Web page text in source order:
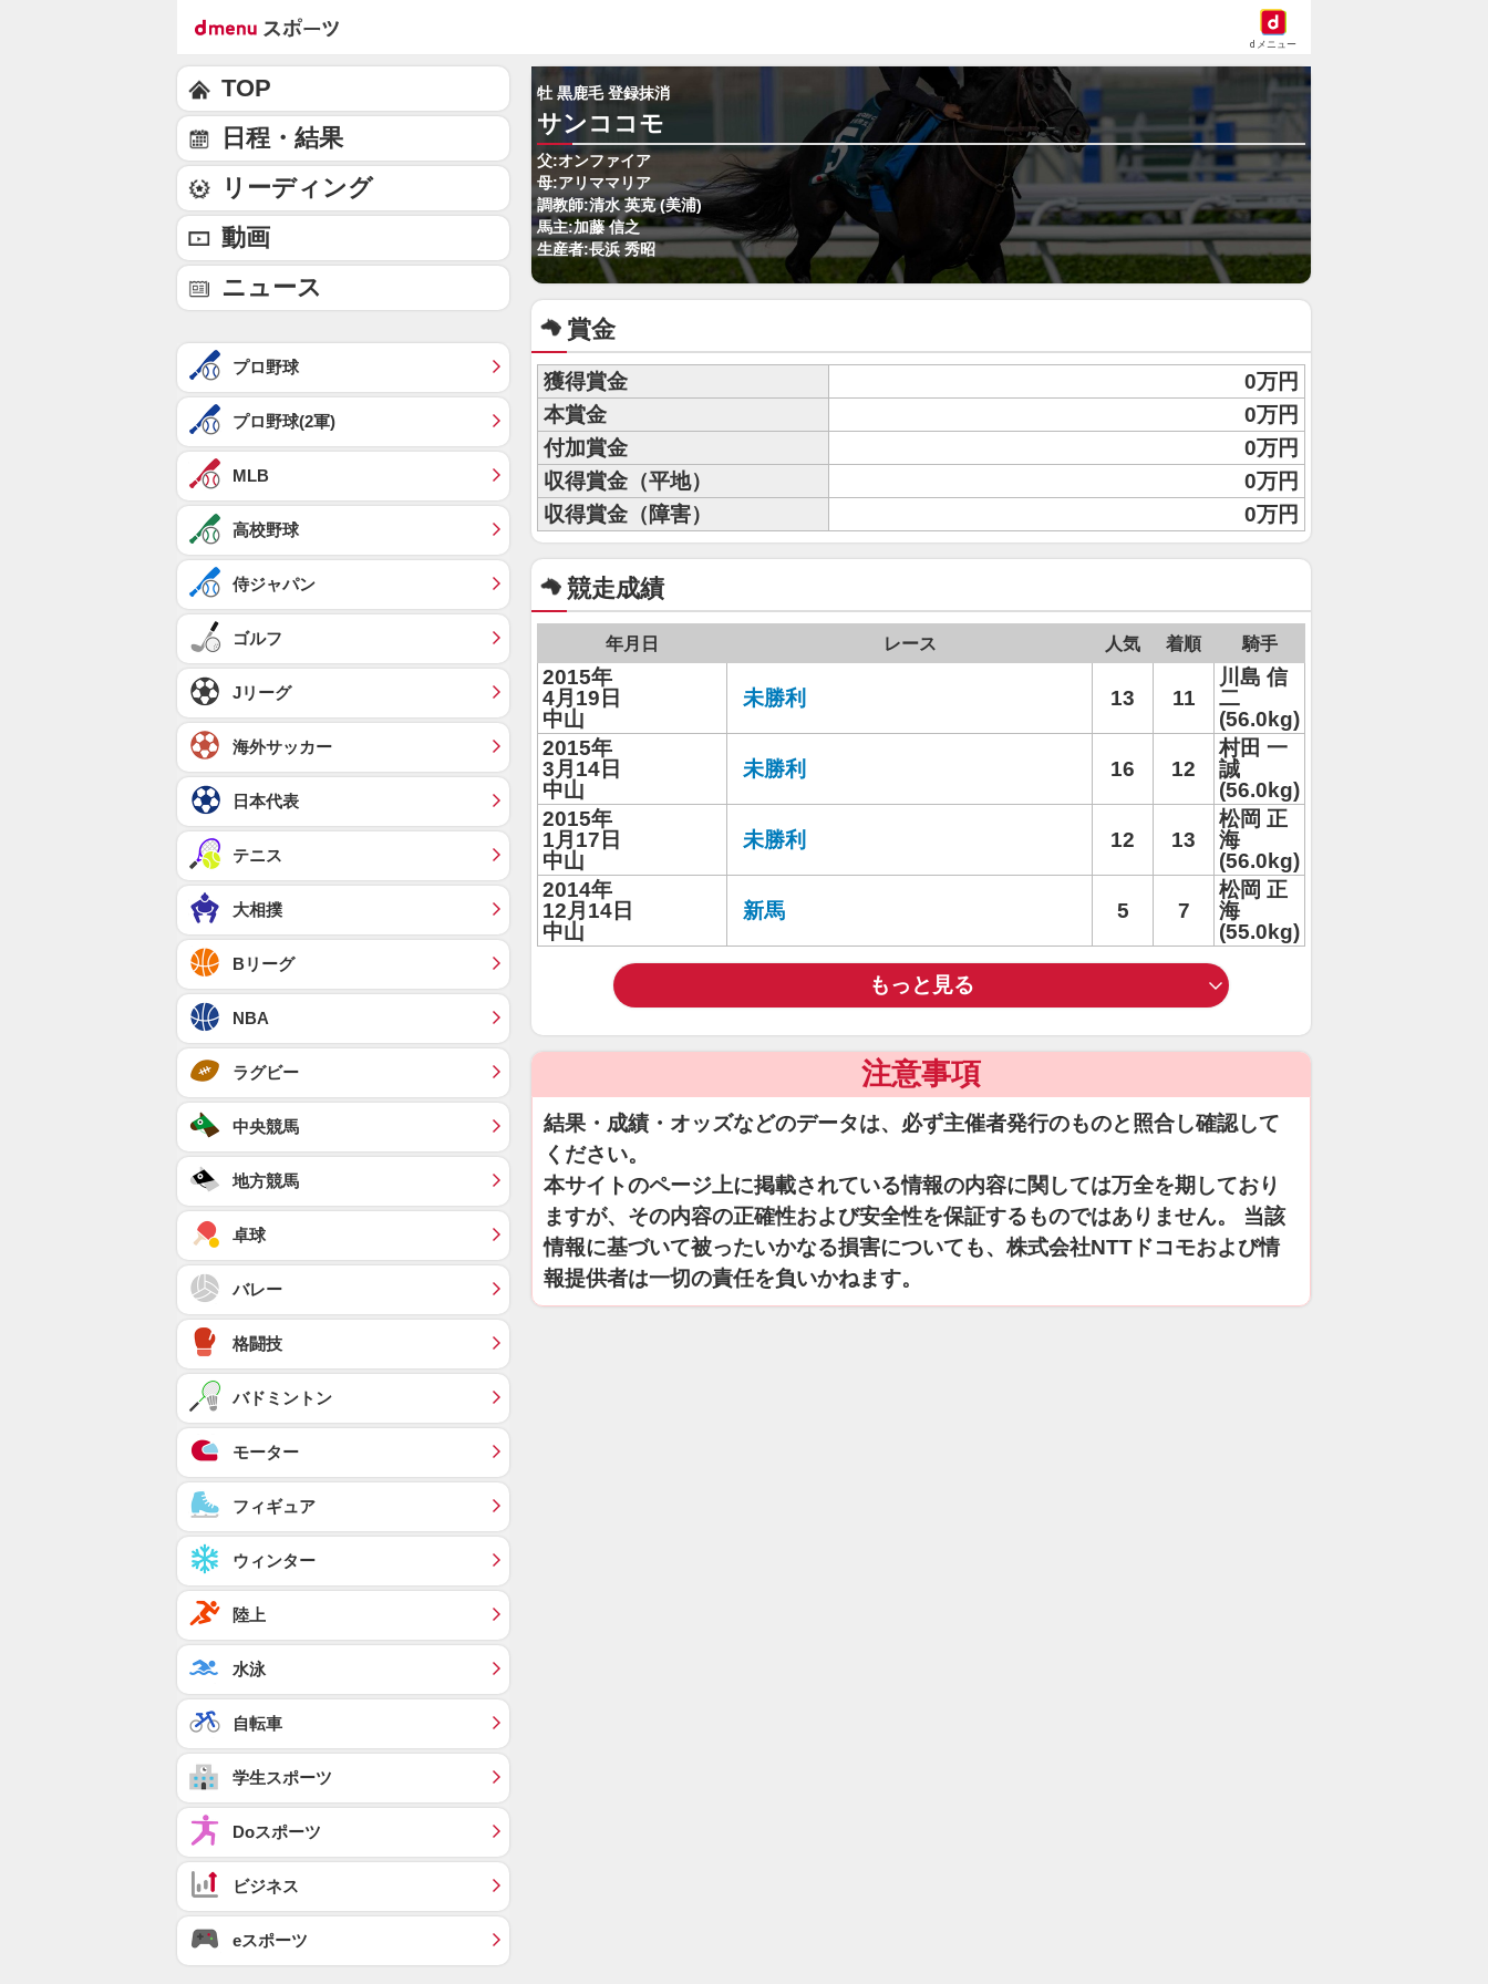
dメニュー
牡 黒鹿毛 登録抹消
サンココモ
父:オンファイア
母:アリママリア
調教師:清水 英克 (美浦)
馬主:加藤 信之
生産者:長浜 秀昭
賞金
獲得賞金
0万円
本賞金
0万円
付加賞金
0万円
収得賞金（平地）
0万円
収得賞金（障害）
0万円
競走成績
年月日 レース 人気 着順 騎手
2015年
4月19日
中山
未勝利 13 11
川島 信
二
(56.0kg)
2015年
3月14日
中山
未勝利 16 12
村田 一
誠
(56.0kg)
2015年
1月17日
中山
未勝利 12 13
松岡 正
海
(56.0kg)
2014年
12月14日
中山
新馬 5 7
松岡 正
海
(55.0kg)
もっと見る
注意事項
結果・成績・オッズなどのデータは、必ず主催者発行のものと照合し確認して
ください。
本サイトのページ上に掲載されている情報の内容に関しては万全を期しており
ますが、その内容の正確性および安全性を保証するものではありません。 当該
情報に基づいて被ったいかなる損害についても、株式会社NTTドコモおよび情
報提供者は一切の責任を負いかねます。
TOP
日程・結果
リーディング
動画
ニュース
プロ野球
プロ野球(2軍)
MLB
高校野球
侍ジャパン
ゴルフ
Jリーグ
海外サッカー
日本代表
テニス
大相撲
Bリーグ
NBA
ラグビー
中央競馬
地方競馬
卓球
バレー
格闘技
バドミントン
モーター
フィギュア
ウィンター
陸上
水泳
自転車
学生スポーツ
Doスポーツ
ビジネス
eスポーツ